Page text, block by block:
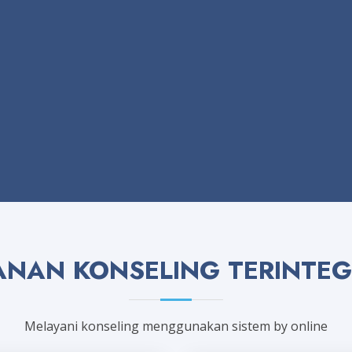
KONSELING
Melayani konseling menggunakan sistem by online